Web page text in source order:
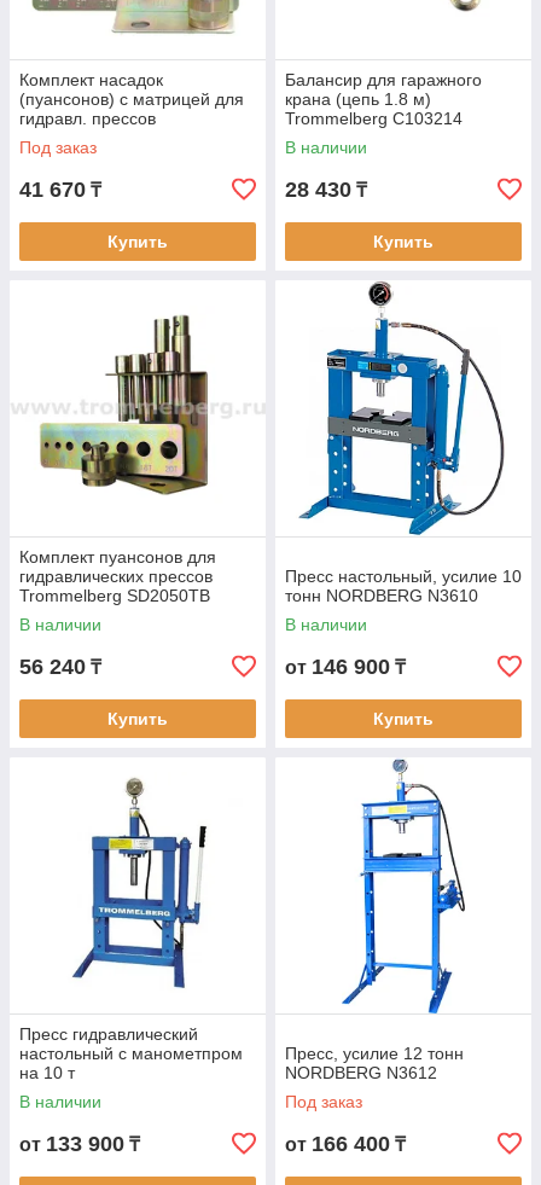
Комплект насадок
(пуансонов) c матрицей для
гидравл. прессов
NORDBERG N36P
Под заказ
41 670 ₸
Купить
Балансир для гаражного
крана (цепь 1.8 м)
Trommelberg C103214
В наличии
28 430 ₸
Купить
Комплект пуансонов для
гидравлических прессов
Trommelberg SD2050TB
В наличии
56 240 ₸
Купить
Пресс настольный, усилие 10
тонн NORDBERG N3610
В наличии
от 146 900 ₸
Купить
Пресс гидравлический
настольный с манометпром
на 10 т
В наличии
от 133 900 ₸
Пресс, усилие 12 тонн
NORDBERG N3612
Под заказ
от 166 400 ₸